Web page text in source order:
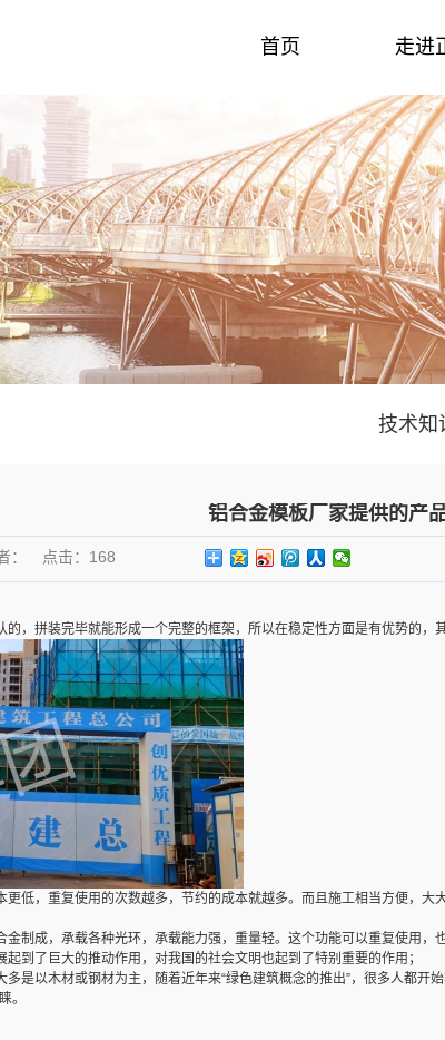
首页 走进
走进正高
十多年来，正高集团始终坚持兢兢
进，以不懈努力的拼搏精神攻克了
了解更多
工程案例
以推动节能环保的建筑技术为己任
捷、安全生产及拼装，让未来房屋
色，更环保！
新闻中心
聚集实时动态，了解正高集团最新
关注！
了解更多
技术知
铝合金模板厂家提供的产
： 点击： 168
，拼装完毕就能形成一个完整的框架，所以在稳定性方面是有优势的，
低，重复使用的次数越多，节约的成本就越多。而且施工相当方便，
制成，承载各种光环，承载能力强，重量轻。这个功能可以重复使用
到了巨大的推动作用，对我国的社会文明也起到了特别重要的作用；
是以木材或钢材为主，随着近年来“绿色建筑概念的推出”，很多人都
。